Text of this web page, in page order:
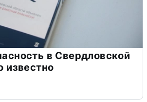
в Свердловской
известно